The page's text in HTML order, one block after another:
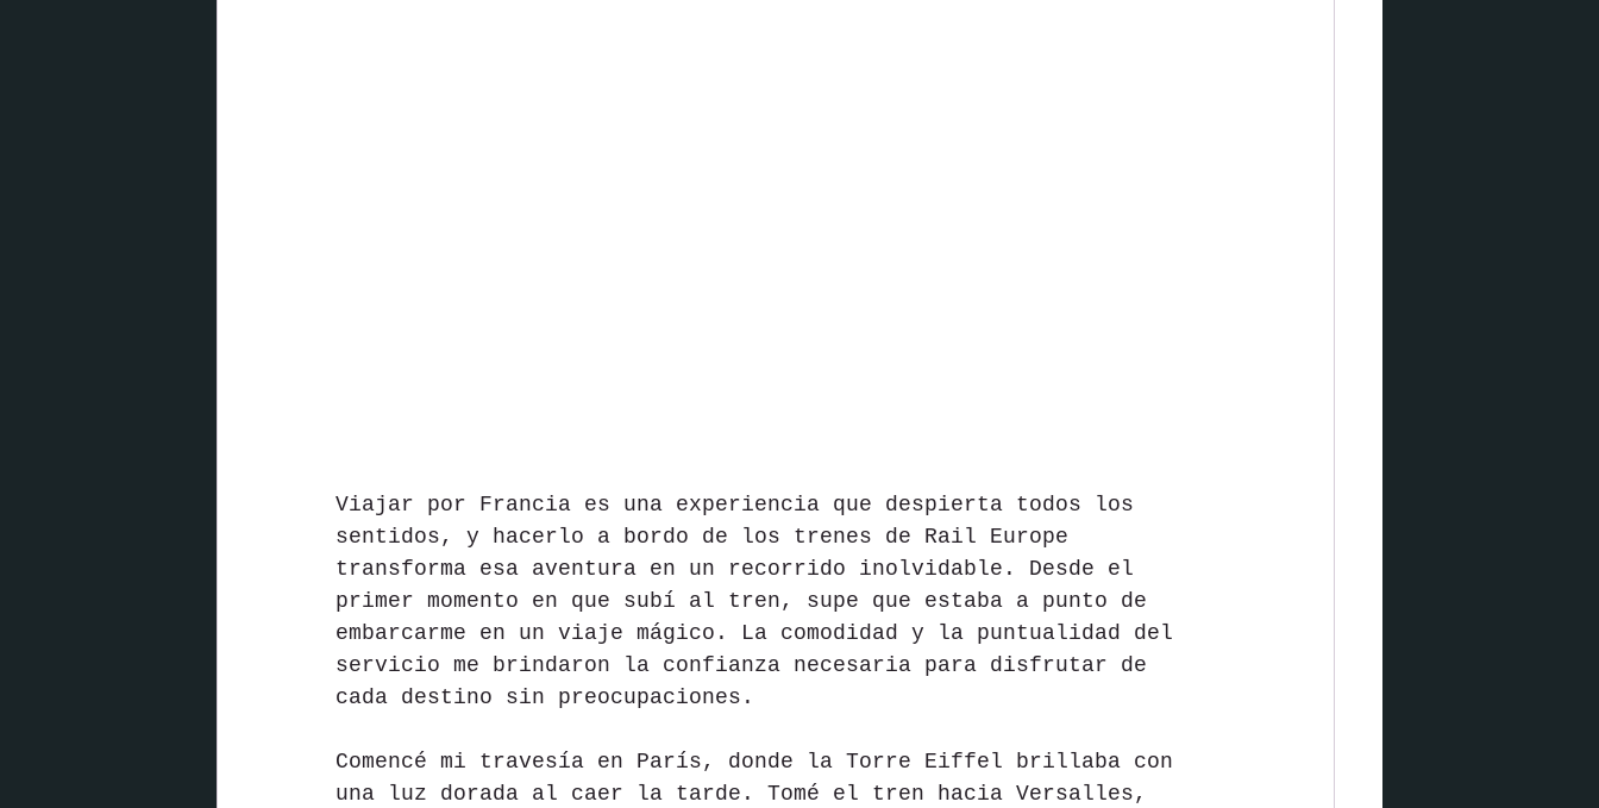
Viajar por Francia es una experiencia que despierta todos los
sentidos, y hacerlo a bordo de los trenes de Rail Europe
transforma esa aventura en un recorrido inolvidable. Desde el
primer momento en que subí al tren, supe que estaba a punto de
embarcarme en un viaje mágico. La comodidad y la puntualidad del
servicio me brindaron la confianza necesaria para disfrutar de
cada destino sin preocupaciones.
Comencé mi travesía en París, donde la Torre Eiffel brillaba con
una luz dorada al caer la tarde. Tomé el tren hacia Versalles,